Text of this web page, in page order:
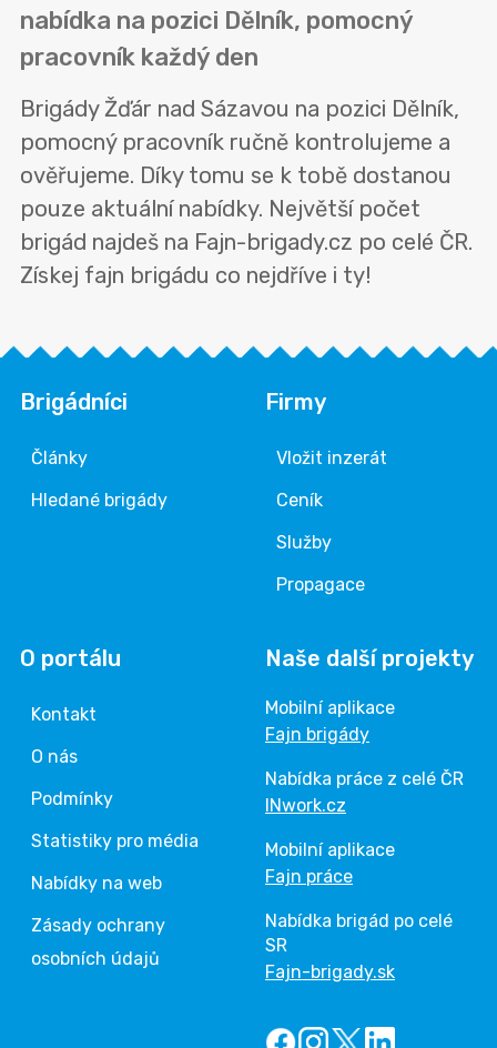
nabídka na pozici Dělník, pomocný
pracovník každý den
Brigády Žďár nad Sázavou na pozici Dělník,
pomocný pracovník ručně kontrolujeme a
ověřujeme. Díky tomu se k tobě dostanou
pouze aktuální nabídky. Největší počet
brigád najdeš na Fajn-brigady.cz po celé ČR.
Získej fajn brigádu co nejdříve i ty!
Brigádníci
Články
Hledané brigády
Firmy
Vložit inzerát
Ceník
Služby
Propagace
O portálu
Kontakt
O nás
Podmínky
Statistiky pro média
Nabídky na web
Zásady ochrany
osobních údajů
Naše další projekty
Mobilní aplikace
Fajn brigády
Nabídka práce z celé ČR
INwork.cz
Mobilní aplikace
Fajn práce
Nabídka brigád po celé
SR
Fajn-brigady.sk